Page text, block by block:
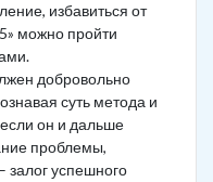
избавиться от
можно пройти
добровольно
суть метода и
он и дальше
проблемы,
залог успешного